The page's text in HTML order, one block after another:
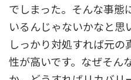
でしまった。そんな事態
いるんじゃないかなと思
しっかり対処すれば元
性が高いです。なぜそん